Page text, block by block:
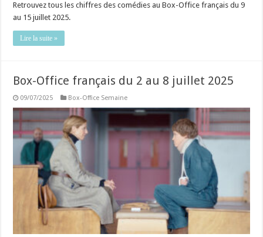
Retrouvez tous les chiffres des comédies au Box-Office français du 9
au 15 juillet 2025.
Lire la suite »
Box-Office français du 2 au 8 juillet 2025
09/07/2025 Box-Office Semaine